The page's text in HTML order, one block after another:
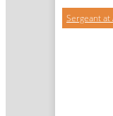
Sergeant at